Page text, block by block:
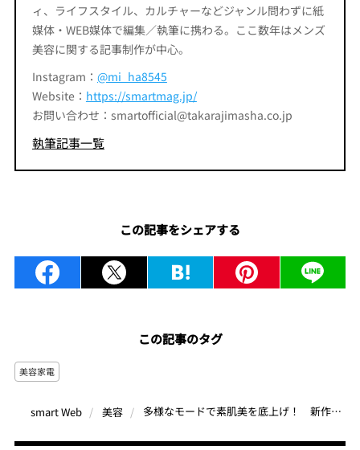
ィ、ライフスタイル、カルチャーなどジャンル問わずに紙
媒体・WEB媒体で編集／執筆に携わる。ここ数年はメンズ
美容に関する記事制作が中心。
Instagram： @mi_ha8545
Website： https://smartmag.jp/
お問い合わせ：smartofficial@takarajimasha.co.jp
執筆記事一覧
この記事をシェアする
この記事のタグ
美容家電
smart Web 美容 多様なモードで素肌美を底上げ！ 新作美容家電「サロニア ピュア ブライト スチーマー」